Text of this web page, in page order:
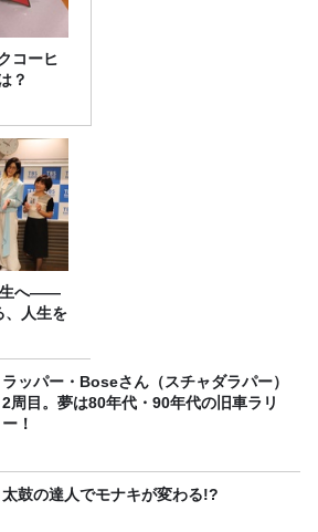
コーヒ
？
生へ——
、人生を
ラッパー・Boseさん（スチャダラパー）
2周目。夢は80年代・90年代の旧車ラリ
ー！
太鼓の達人でモナキが変わる!?